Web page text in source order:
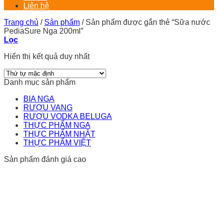
Liên hệ
Trang chủ / Sản phẩm /Sản phẩm được gắn thẻ “Sữa nước
PediaSure Nga 200ml”
Lọc
Hiển thị kết quả duy nhất
Danh mục sản phẩm
BIA NGA
RƯỢU VANG
RƯỢU VODKA BELUGA
THỰC PHẨM NGA
THỰC PHẨM NHẬT
THỰC PHẨM VIỆT
Sản phẩm đánh giá cao